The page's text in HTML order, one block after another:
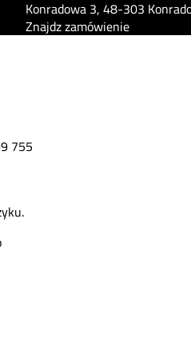
Konradowa 3, 48-303
Znajdz zamówienie
755